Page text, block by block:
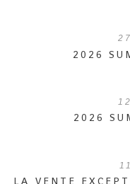
27
2026
12
2026
11